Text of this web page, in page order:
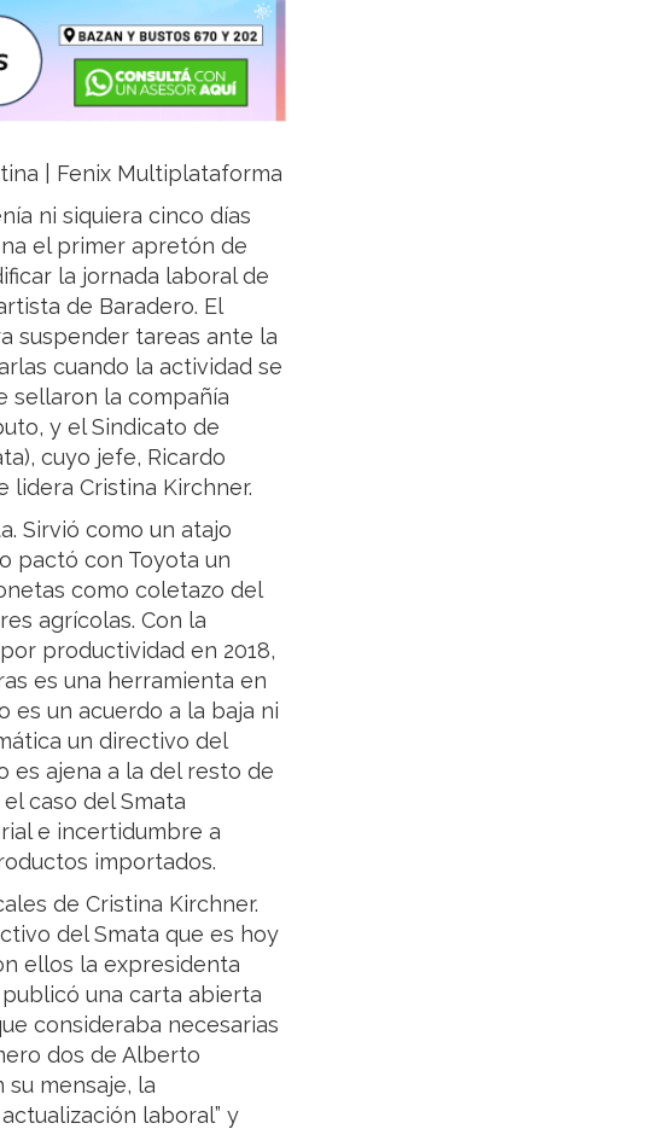
| Fenix Multiplataforma
ni siquiera cinco días
el primer apretón de
la jornada laboral de
de Baradero. El
suspender tareas ante la
cuando la actividad se
sellaron la compañía
y el Sindicato de
cuyo jefe, Ricardo
lidera Cristina Kirchner.
Sirvió como un atajo
pactó con Toyota un
como coletazo del
agrícolas. Con la
productividad en 2018,
es una herramienta en
es un acuerdo a la baja ni
un directivo del
es ajena a la del resto de
caso del Smata
e incertidumbre a
importados.
de Cristina Kirchner.
del Smata que es hoy
ellos la expresidenta
una carta abierta
consideraba necesarias
dos de Alberto
su mensaje, la
laboral” y